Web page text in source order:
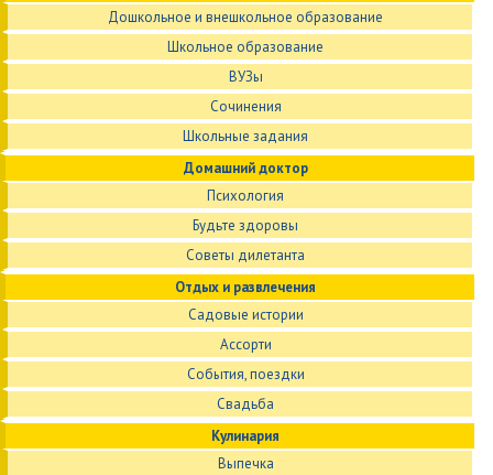
Дошкольное и внешкольное образование
Школьное образование
ВУЗы
Сочинения
Школьные задания
Домашний доктор
Психология
Будьте здоровы
Советы дилетанта
Отдых и развлечения
Садовые истории
Ассорти
События, поездки
Свадьба
Кулинария
Выпечка